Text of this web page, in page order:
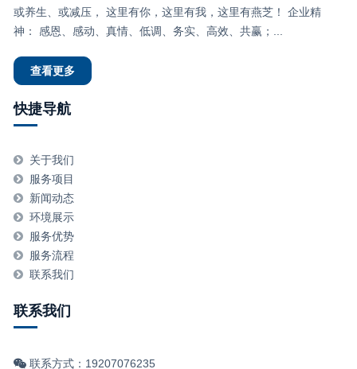
或养生、或减压， 这里有你，这里有我，这里有燕芝！ 企业精
神： 感恩、感动、真情、低调、务实、高效、共赢；...
查看更多
快捷导航
关于我们
服务项目
新闻动态
环境展示
服务优势
服务流程
联系我们
联系我们
联系方式：19207076235